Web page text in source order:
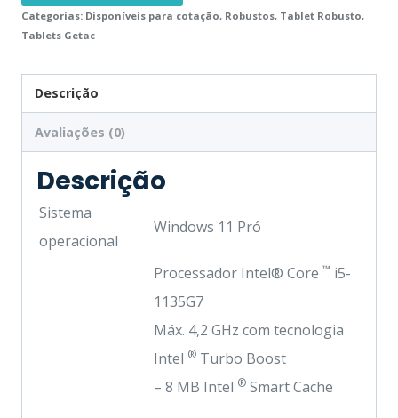
Categorias: Disponíveis para cotação, Robustos, Tablet Robusto,
Tablets Getac
Descrição
Avaliações (0)
Descrição
Sistema
operacional
Windows 11 Pró
Processador Intel® Core ™ i5-
1135G7
Máx. 4,2 GHz com tecnologia
Intel ® Turbo Boost
– 8 MB Intel ® Smart Cache